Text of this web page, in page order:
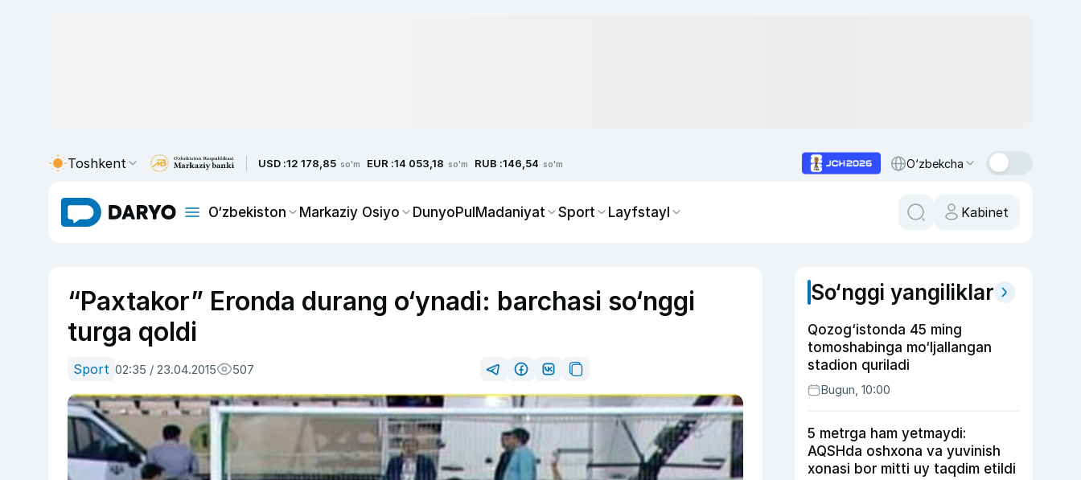
Toshkent USD :12 178,85 so'm EUR :14 053,18 so'm RUB :146,54 so'm O‘zbekcha
O‘zbekiston Markaziy Osiyo DunyoPulMadaniyat Sport Layfstayl Kabinet
“Paxtakor” Eronda durang o‘ynadi: barchasi so‘nggi
turga qoldi
Sport 02:35 / 23.04.2015 507
So‘nggi yangiliklar
Qozog‘istonda 45 ming
tomoshabinga mo‘ljallangan
stadion quriladi
Bugun, 10:00
5 metrga ham yetmaydi:
AQSHda oshxona va yuvinish
xonasi bor mitti uy taqdim etildi